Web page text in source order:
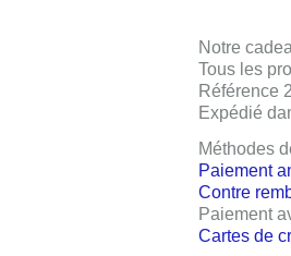
Notre
Tous les
Référence
Expédié
Méthodes
Paiement
Contre
Paiement
Cartes de